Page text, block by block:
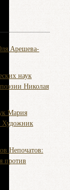
Арешева-
наук
Николая
Мария
Непочатов:
против